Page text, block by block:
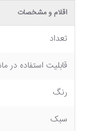
اقلام و مشخصات
تعداد
قابلیت استفاده در
رنگ
سبک